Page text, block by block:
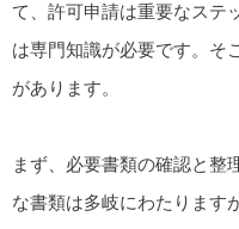
て、許可申請は重要なステ
は専門知識が必要です。そ
があります。
まず、必要書類の確認と整
な書類は多岐にわたります